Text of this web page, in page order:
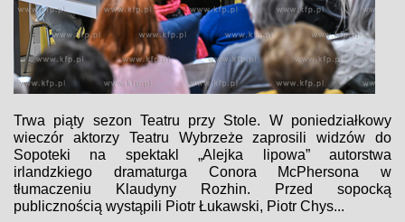
Trwa piąty sezon Teatru przy Stole. W poniedziałkowy
wieczór aktorzy Teatru Wybrzeże zaprosili widzów do
Sopoteki na spektakl „Alejka lipowa” autorstwa
irlandzkiego dramaturga Conora McPhersona w
tłumaczeniu Klaudyny Rozhin. Przed sopocką
publicznością wystąpili Piotr Łukawski, Piotr Chys...